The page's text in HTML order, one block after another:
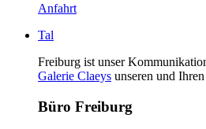
Anfahrt
Tal
Freiburg ist unser
Galerie Claeys unseren und
Büro Freiburg